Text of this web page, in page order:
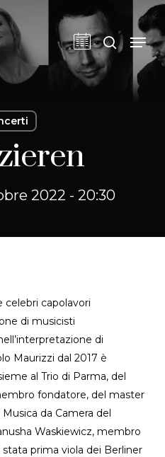
cerca
2022 - 20:30
capolavori
di musicisti
di
Maurizzi dal 2017 è
al Trio di Parma, del
fondatore, del master
da Camera del
Waskiewicz, membro
prima viola dei Berliner